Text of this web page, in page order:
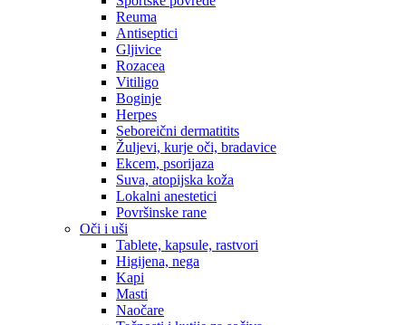
Reuma
Antiseptici
Gljivice
Rozacea
Vitiligo
Boginje
Herpes
Seboreični dermatitits
Žuljevi, kurje oči, bradavice
Ekcem, psorijaza
Suva, atopijska koža
Lokalni anestetici
Površinske rane
Oči i uši
Tablete, kapsule, rastvori
Higijena, nega
Kapi
Masti
Naočare